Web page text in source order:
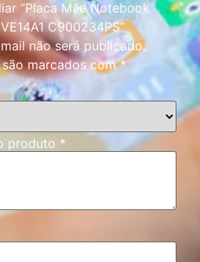
“Placa Mãe Notebook
C900234PS”
não será publicado.
marcados com*
produto *